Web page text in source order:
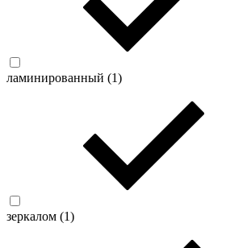
ламинированный (1)
зеркалом (1)